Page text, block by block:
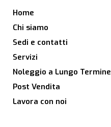
Home
Chi siamo
Sedi e contatti
Servizi
Noleggio a Lungo Termine
Post Vendita
Lavora con noi